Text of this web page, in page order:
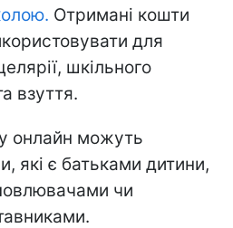
Отримані кошти
для
шкільного
взуття.
онлайн можуть
які є батьками дитини,
чи